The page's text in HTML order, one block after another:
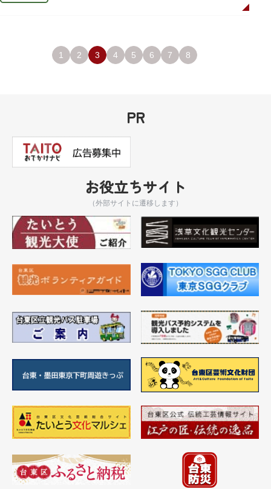
1 2 3 4 5 6 7 8
PR
お役立ちサイト
（外部サイトに遷移します）